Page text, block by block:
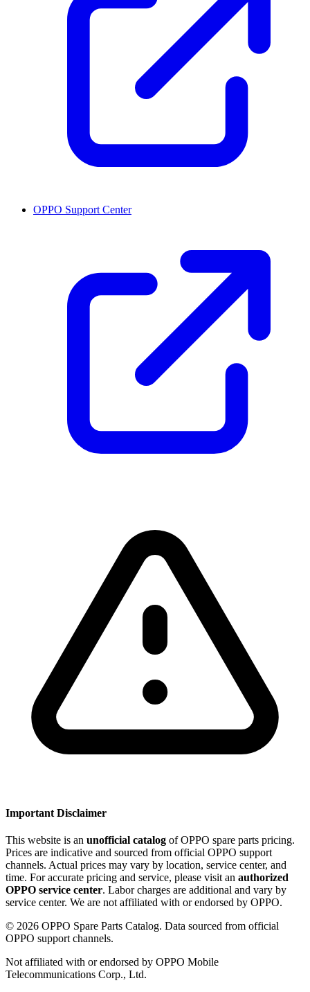
OPPO Support Center
Important Disclaimer
This website is an unofficial catalog of OPPO spare parts pricing.
Prices are indicative and sourced from official OPPO support
channels. Actual prices may vary by location, service center, and
time. For accurate pricing and service, please visit an authorized
OPPO service center. Labor charges are additional and vary by
service center. We are not affiliated with or endorsed by OPPO.
© 2026 OPPO Spare Parts Catalog. Data sourced from official
OPPO support channels.
Not affiliated with or endorsed by OPPO Mobile
Telecommunications Corp., Ltd.